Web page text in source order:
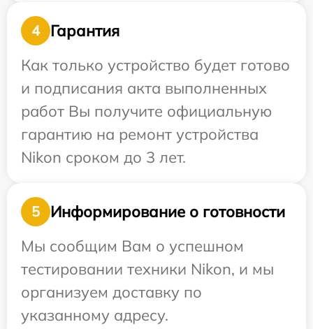
4
Гарантия
Как только устройство будет готово
и подписания акта выполненных
работ Вы получите официальную
гарантию на ремонт устройства
Nikon сроком до 3 лет.
5
Информирование о готовности
Мы сообщим Вам о успешном
тестировании техники Nikon, и мы
организуем доставку по
указанному адресу.